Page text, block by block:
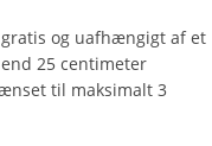
og uafhængigt af et
25 centimeter
til maksimalt 3